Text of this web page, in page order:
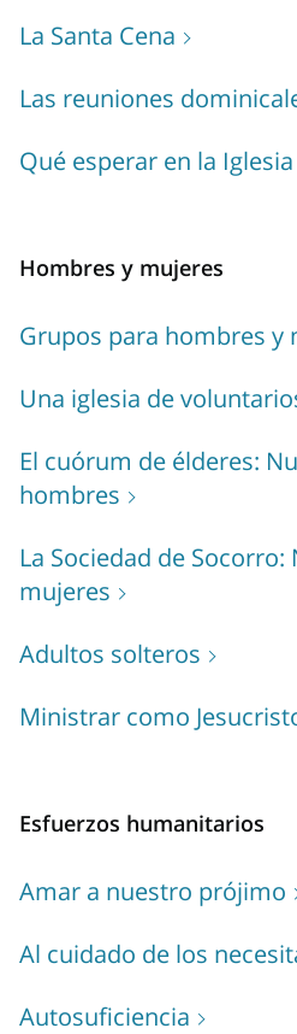
La Santa Cena
Las reuniones
Qué esperar en la Iglesia
Hombres y mujeres
Grupos para hombres y
Una iglesia de
El cuórum de élderes:
hombres
La Sociedad de
mujeres
Adultos solteros
Ministrar como
Esfuerzos humanitarios
Amar a nuestro prójimo
Al cuidado de los
Autosuficiencia